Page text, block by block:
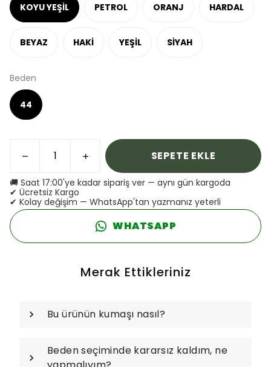
KOYU YEŞİL PETROL ORANJ HARDAL
BEYAZ HAKİ YEŞİL SİYAH
Beden
44
SEPETE EKLE
🚚 Saat 17:00'ye kadar sipariş ver — aynı gün kargoda
✔ Ücretsiz Kargo
✔ Kolay değişim — WhatsApp'tan yazmanız yeterli
WHATSAPP
Merak Ettikleriniz
Bu ürünün kumaşı nasıl?
Beden seçiminde kararsız kaldım, ne